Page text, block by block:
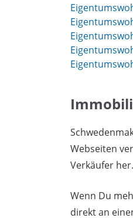
Webseiten
Verkäufer her.
Wenn Du
direkt an